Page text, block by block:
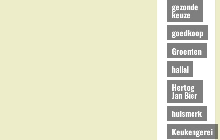
gezonde
keuze
goedkoop
Groenten
hallal
Hertog
Jan Bier
huismerk
Keukengerei